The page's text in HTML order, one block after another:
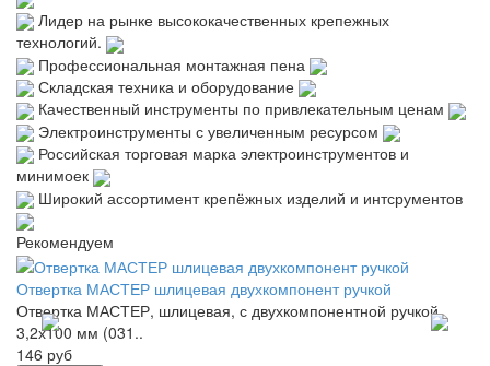
Лидер на рынке высококачественных крепежных
технологий.
Профессиональная монтажная пена
Складская техника и оборудование
Качественный инструменты по привлекательным ценам
Электроинструменты с увеличенным ресурсом
Российская торговая марка электроинструментов и
минимоек
Широкий ассортимент крепёжных изделий и интсрументов
Рекомендуем
Отвертка МАСТЕР шлицевая двухкомпонент ручкой
Отвертка МАСТЕР, шлицевая, с двухкомпонентной ручкой
3,2х100 мм (031..
146 руб